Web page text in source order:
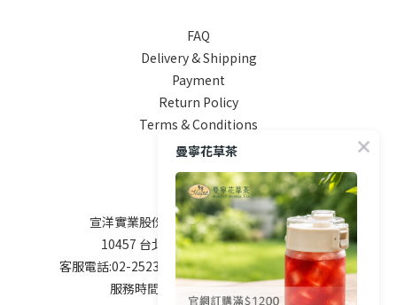
FAQ
Delivery & Shipping
Payment
Return Policy
Terms & Conditions
Contact
宣洋實業股份有限公司 / 統編 84747208
10457 台北市南京東路二段76號9樓
客服電話:02-25238800 service@magnet.com.tw
服務時間: 周一到周五9:00-17:00
曼寧花草茶